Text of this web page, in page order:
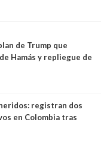
de Trump que
Hamás y repliegue de
registran dos
en Colombia tras